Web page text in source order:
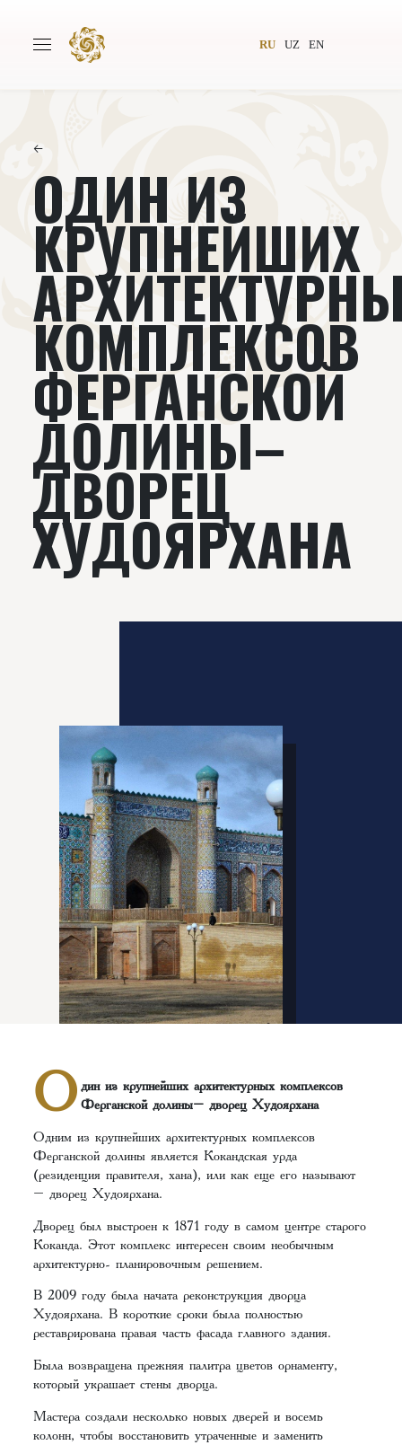
RU UZ EN
Всемирное общество
Издательство Новости
Проекты Подкасты
Книги Видеолекторий
←
ОДИН ИЗ
КРУПНЕЙШИХ
КОМПЛЕКСОВ
ФЕРГАНСКОЙ
ДОЛИНЫ–
ДВОРЕЦ
ХУДОЯРХАНА
О дин из крупнейших архитектурных комплексов
Ферганской долины– дворец Худоярхана
Одним из крупнейших архитектурных комплексов
Ферганской долины является Кокандская урда
(резиденция правителя, хана), или как еще его называют
– дворец Худоярхана.
Дворец был выстроен к 1871 году в самом центре старого
Коканда. Этот комплекс интересен своим необычным
архитектурно- планировочным решением.
В 2009 году была начата реконструкция дворца
Худоярхана. В короткие сроки была полностью
реставрирована правая часть фасада главного здания.
Была возвращена прежняя палитра цветов орнаменту,
который украшает стены дворца.
Мастера создали несколько новых дверей и восемь
колонн, чтобы восстановить утраченные и заменить